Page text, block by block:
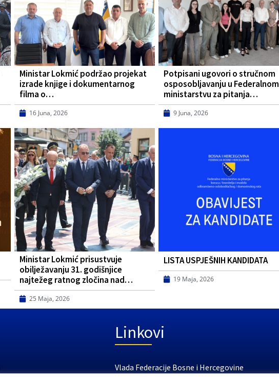
Ministar Lokmić podržao projekat
izrade knjige i dokumentarnog
filma o…
16 Juna, 2026
Potpisani ugovori o stručnom
osposobljavanju u Federalnom
ministarstvu za pitanja…
9 Juna, 2026
Ministar Lokmić prisustvuje
obilježavanju 31. godišnjice
najtežeg ratnog zločina nad…
25 Maja, 2026
LISTA USPJEŠNIH KANDIDATA
19 Maja, 2026
Linkovi
Vlada Federacije Bosne i Hercegovine